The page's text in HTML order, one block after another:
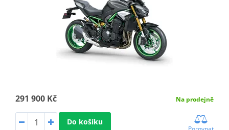
291 900 Kč Na prodejně
Do košíku